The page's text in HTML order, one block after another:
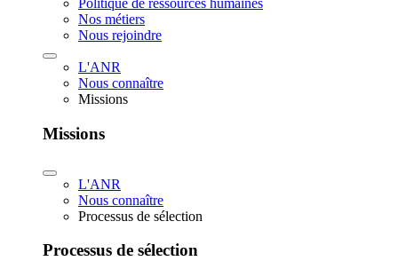
Politique de ressources humaines
Nos métiers
Nous rejoindre
L'ANR
Nous connaître
Missions
Missions
L'ANR
Nous connaître
Processus de sélection
Processus de sélection